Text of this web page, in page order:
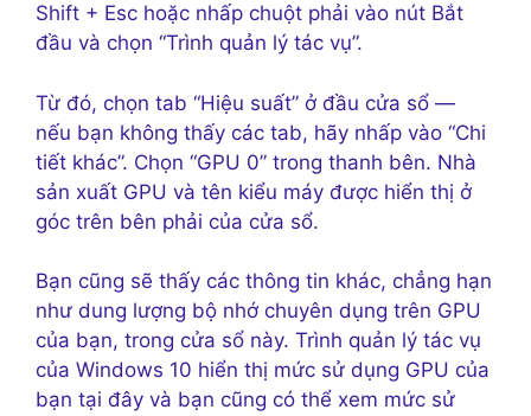
Shift + Esc hoặc nhấp chuột phải vào nút Bắt
đầu và chọn “Trình quản lý tác vụ”.
Từ đó, chọn tab “Hiệu suất” ở đầu cửa sổ —
nếu bạn không thấy các tab, hãy nhấp vào “Chi
tiết khác”. Chọn “GPU 0” trong thanh bên. Nhà
sản xuất GPU và tên kiểu máy được hiển thị ở
góc trên bên phải của cửa sổ.
Bạn cũng sẽ thấy các thông tin khác, chẳng hạn
như dung lượng bộ nhớ chuyên dụng trên GPU
của bạn, trong cửa sổ này. Trình quản lý tác vụ
của Windows 10 hiển thị mức sử dụng GPU của
bạn tại đây và bạn cũng có thể xem mức sử